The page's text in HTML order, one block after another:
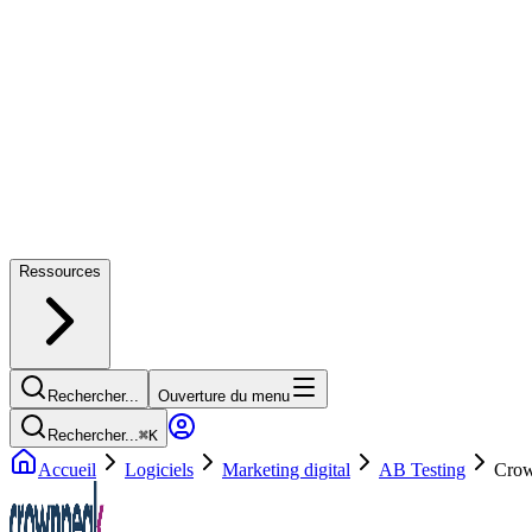
Ressources
Rechercher... Ouverture du menu
Rechercher...⌘K
Accueil Logiciels Marketing digital AB Testing